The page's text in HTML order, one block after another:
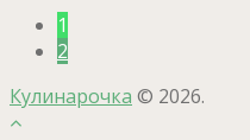
1
2
Кулинарочка © 2026.